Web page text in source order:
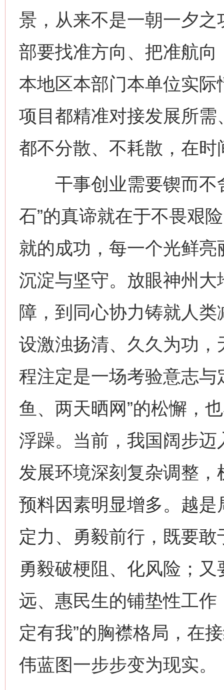
景，从来不是一朝一夕
部要找准方向、把准航
本地区本部门本单位实
项目都精准对接发展所
都不分散、不耗散，在
干事创业需要锲而不
石”的真谛就在于不畏艰
就的成功，每一个光鲜
沉淀与坚守。放眼神州
障，到同心协力铸就人
设激浊扬清、久久为功
程注定是一场考验意志与
鱼、两天晒网”的松懈，
浮躁。当前，我国阔步迈
发展环境深刻复杂调整
预料因素明显增多。越
定力、勇毅前行，既要
勇毅破梗阻、化风险；
远、惠民生的铺垫性工作
定有我”的胸襟格局，在
伟蓝图一步步变为现实。